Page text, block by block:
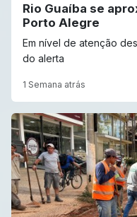
Rio Guaíba se
Porto Alegre
Em nível de atenção
do alerta
1 Semana atrás